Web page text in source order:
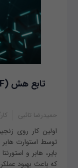
حمیدرضا تائبی
بایر، هابر و
که باعث بهبود